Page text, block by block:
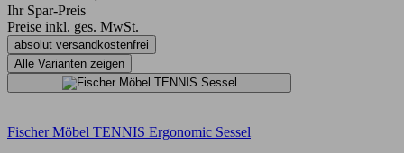
Ihr Spar-Preis
Preise inkl. ges. MwSt.
absolut versandkostenfrei
Alle Varianten zeigen
Fischer Möbel TENNIS Ergonomic Sessel